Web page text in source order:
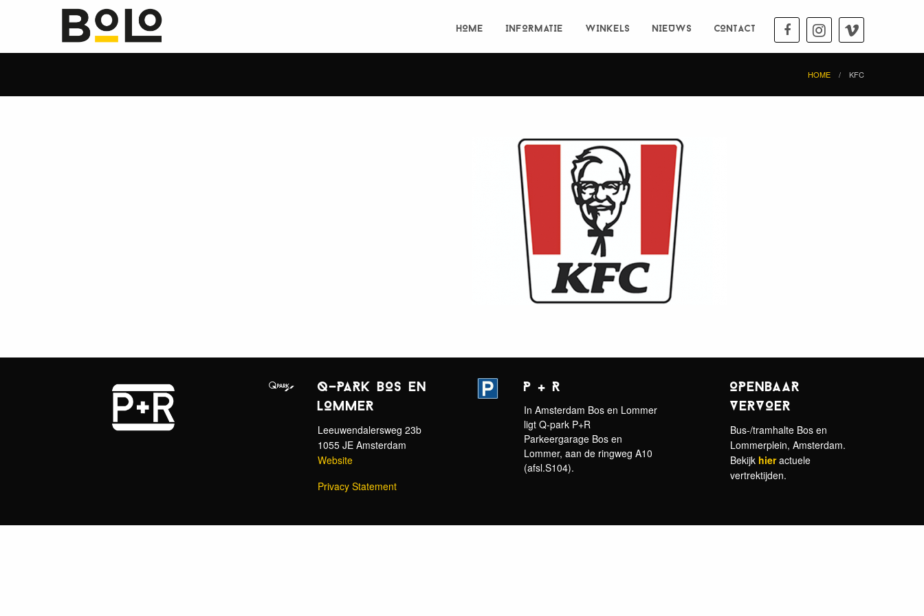
HOME INFORMATIE WINKELS NIEUWS CONTACT
HOME KFC
Q-PARK BOS EN
LOMMER
Leeuwendalersweg 23b
1055 JE Amsterdam
Website
Privacy Statement
P + R
In Amsterdam Bos en Lommer
ligt Q-park P+R
Parkeergarage Bos en
Lommer, aan de ringweg A10
(afsl.S104).
OPENBAAR
VERVOER
Bus-/tramhalte Bos en
Lommerplein, Amsterdam.
Bekijk hieractuele
vertrektijden.